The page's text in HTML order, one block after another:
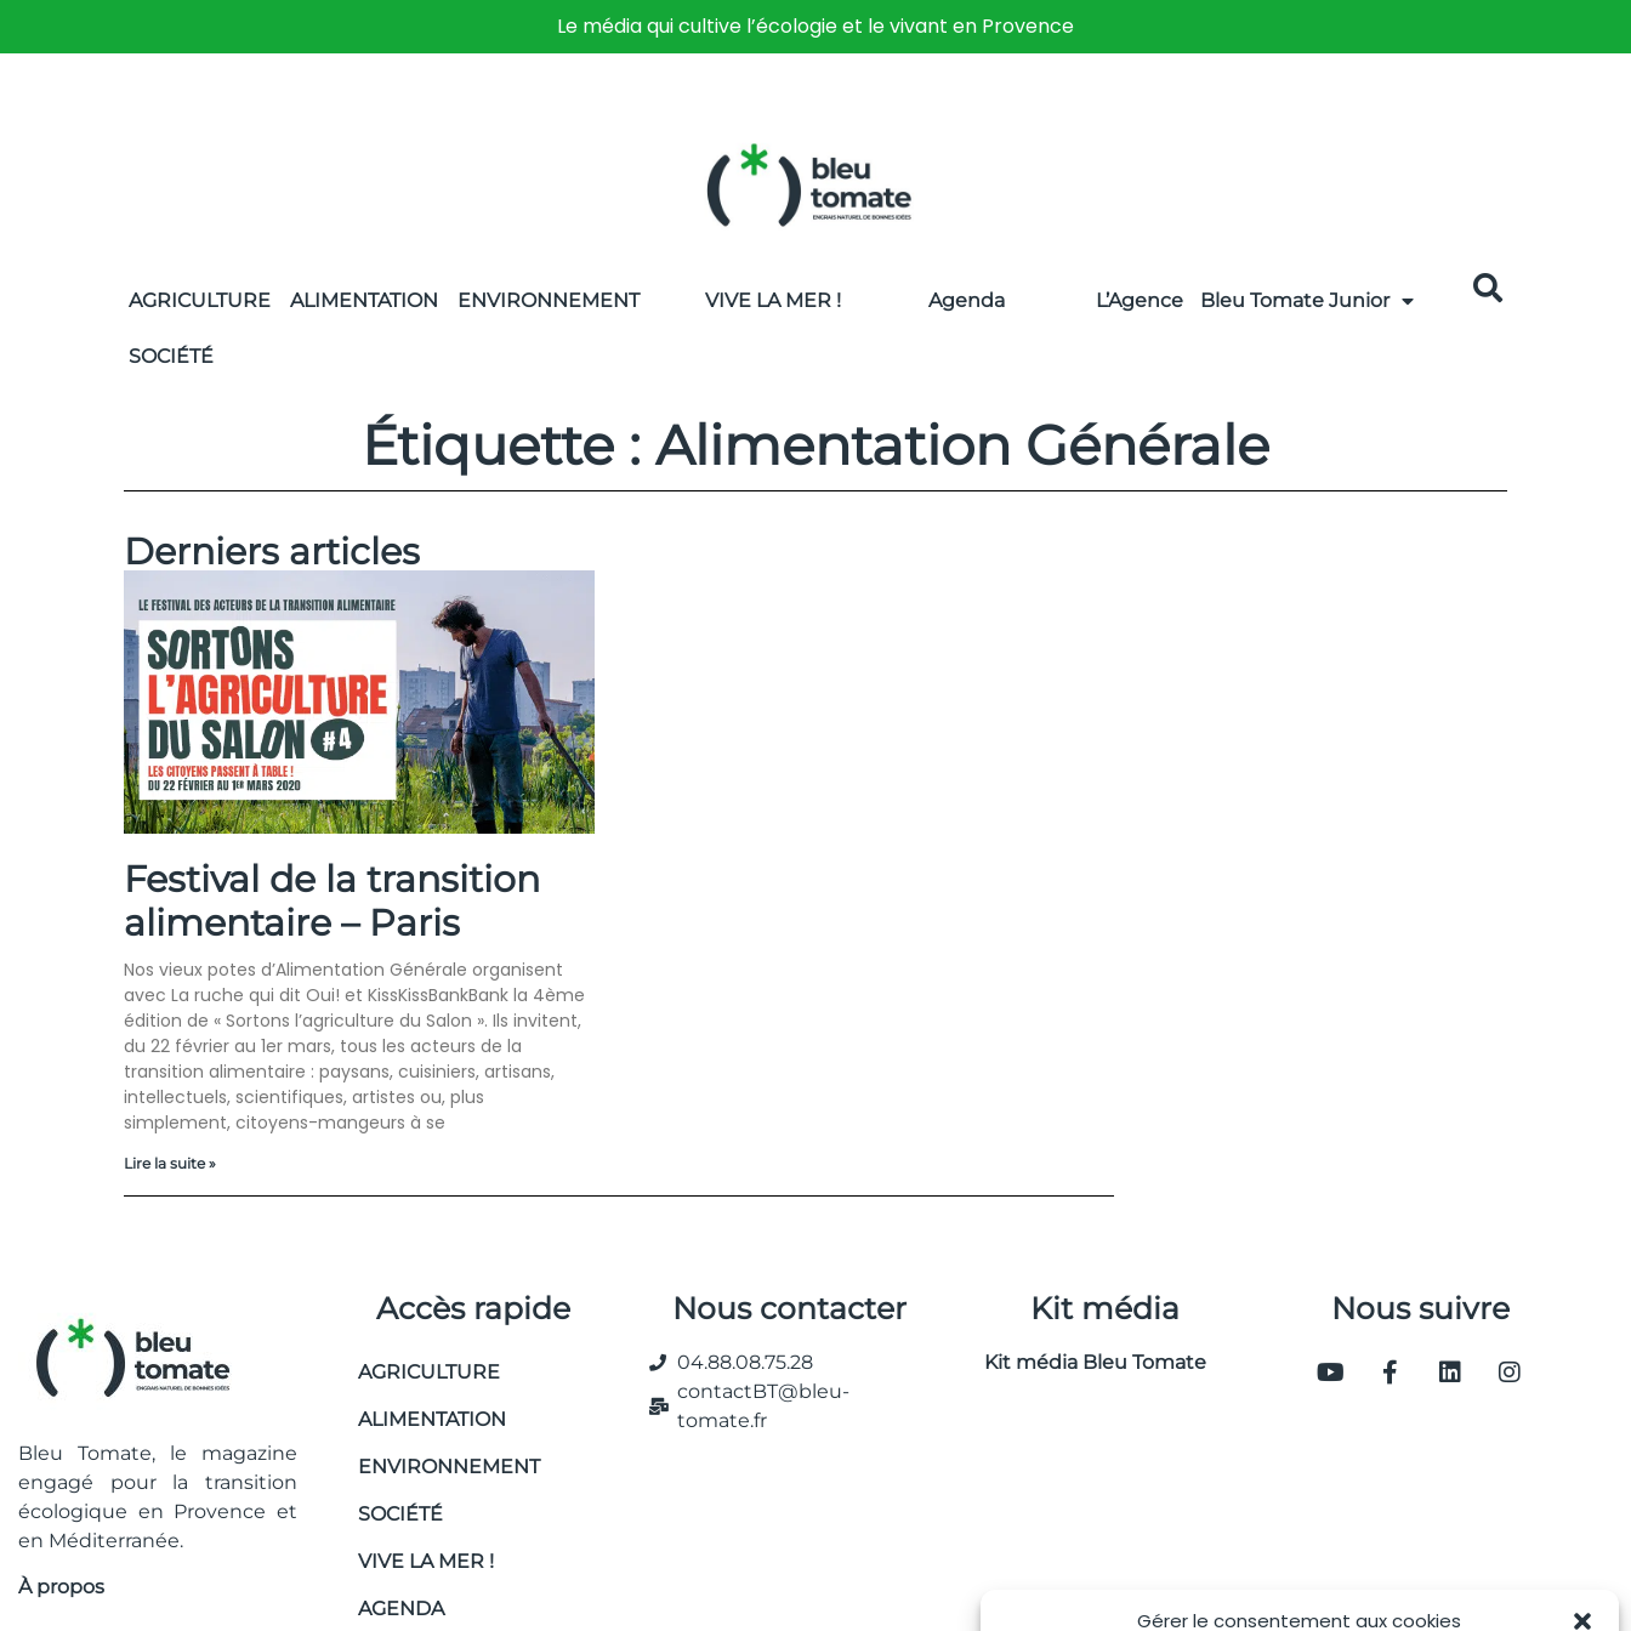
Gérer le consentement aux cookies
Le média qui cultive l’écologie et le vivant en Provence
AGRICULTURE ALIMENTATION ENVIRONNEMENT
SOCIÉTÉ
VIVE LA MER ! Agenda L’Agence Bleu Tomate Junior
Étiquette : Alimentation Générale
Derniers articles
Festival de la transition
alimentaire – Paris
Nos vieux potes d’Alimentation Générale organisent
avec La ruche qui dit Oui! et KissKissBankBank la 4ème
édition de « Sortons l’agriculture du Salon ». Ils invitent,
du 22 février au 1er mars, tous les acteurs de la
transition alimentaire : paysans, cuisiniers, artisans,
intellectuels, scientifiques, artistes ou, plus
simplement, citoyens-mangeurs à se
Lire la suite »
Bleu Tomate, le magazine
engagé pour la transition
écologique en Provence et
en Méditerranée.
À propos
Accès rapide
AGRICULTURE
ALIMENTATION
ENVIRONNEMENT
SOCIÉTÉ
VIVE LA MER !
AGENDA
Nous contacter
04.88.08.75.28
contactBT@bleu-
tomate.fr
Kit média
Kit média Bleu Tomate
Nous suivre